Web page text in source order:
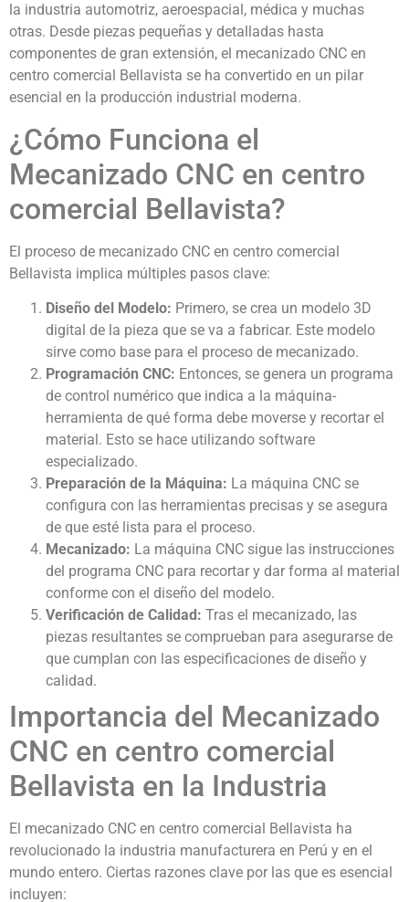
la industria automotriz, aeroespacial, médica y muchas
otras. Desde piezas pequeñas y detalladas hasta
componentes de gran extensión, el mecanizado CNC en
centro comercial Bellavista se ha convertido en un pilar
esencial en la producción industrial moderna.
¿Cómo Funciona el
Mecanizado CNC en centro
comercial Bellavista?
El proceso de mecanizado CNC en centro comercial
Bellavista implica múltiples pasos clave:
Diseño del Modelo: Primero, se crea un modelo 3D
digital de la pieza que se va a fabricar. Este modelo
sirve como base para el proceso de mecanizado.
Programación CNC: Entonces, se genera un programa
de control numérico que indica a la máquina-
herramienta de qué forma debe moverse y recortar el
material. Esto se hace utilizando software
especializado.
Preparación de la Máquina: La máquina CNC se
configura con las herramientas precisas y se asegura
de que esté lista para el proceso.
Mecanizado: La máquina CNC sigue las instrucciones
del programa CNC para recortar y dar forma al material
conforme con el diseño del modelo.
Verificación de Calidad: Tras el mecanizado, las
piezas resultantes se comprueban para asegurarse de
que cumplan con las especificaciones de diseño y
calidad.
Importancia del Mecanizado
CNC en centro comercial
Bellavista en la Industria
El mecanizado CNC en centro comercial Bellavista ha
revolucionado la industria manufacturera en Perú y en el
mundo entero. Ciertas razones clave por las que es esencial
incluyen: